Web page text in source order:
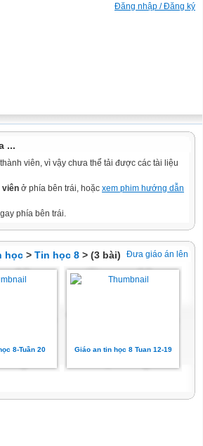
Đăng nhập / Đăng ký
...
viên, vì vậy chưa thể tải được các tài liệu
viên ở phía bên trái, hoặc xem phim hướng dẫn
phía bên trái.
Đưa giáo án lên
học > Tin học 8 > (3 bài)
8-Tuần 20 Giáo an tin học 8 Tuan 12-19